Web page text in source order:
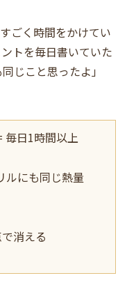
ごく時間をかけてい
トを毎日書いていた
じこと思ったよ」
日1時間以上
ルにも同じ熱量
消える